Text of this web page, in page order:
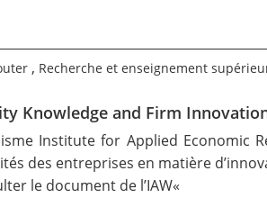
, Recherche et enseignement
Knowledge and Firm
Institute for Applied Economic
des entreprises en matière
le document de l’IAW«